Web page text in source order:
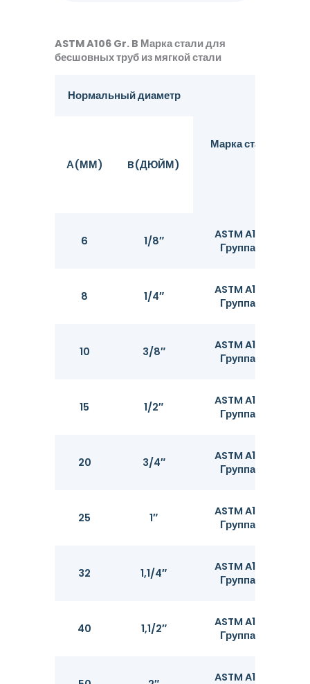
ASTM A106 Gr. B Марка стали для
бесшовных труб из мягкой стали
Нормальный диаметр
Марка стали
А(ММ) B(ДЮЙМ)
6 1/8″
ASTM A106
Группа B
8 1/4″
ASTM A106
Группа B
10 3/8″
ASTM A106
Группа B
15 1/2″
ASTM A106
Группа B
20 3/4″
ASTM A106
Группа B
25 1″
ASTM A106
Группа B
32 1,1/4″
ASTM A106
Группа B
40 1,1/2″
ASTM A106
Группа B
ASTM A106